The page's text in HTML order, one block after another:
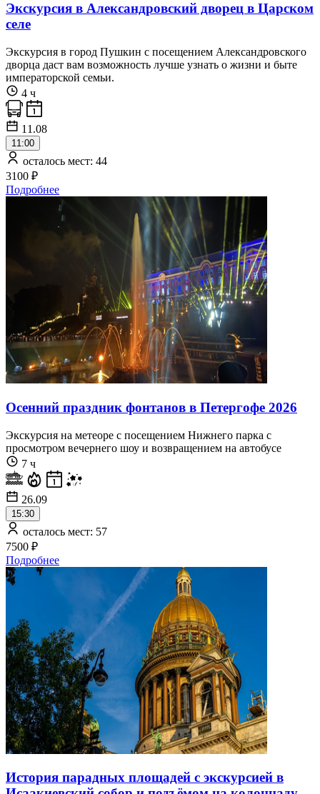
Экскурсия в Александровский дворец в Царском
селе
Экскурсия в город Пушкин с посещением Александровского
дворца даст вам возможность лучше узнать о жизни и быте
императорской семьи.
4 ч
11.08
11:00
осталось мест: 44
3100 ₽
Подробнее
Осенний праздник фонтанов в Петергофе 2026
Экскурсия на метеоре с посещением Нижнего парка с
просмотром вечернего шоу и возвращением на автобусе
7 ч
26.09
15:30
осталось мест: 57
7500 ₽
Подробнее
История парадных площадей с экскурсией в